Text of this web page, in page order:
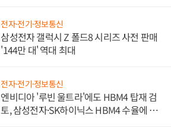
전자·전기·정보통신
삼성전자 갤럭시 Z 폴드8 시리즈 사전 판매
'144만 대' 역대 최대
전자·전기·정보통신
엔비디아 '루빈 울트라'에도 HBM4 탑재 검
토, 삼성전자·SK하이닉스 HBM4 수율에 주